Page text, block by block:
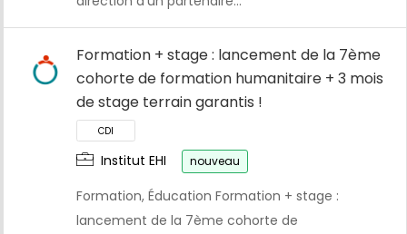
Formation + stage : lancement de la 7ème
cohorte de formation humanitaire + 3 mois
de stage terrain garantis !
Institut EHI nouveau
Formation, Éducation Formation + stage :
lancement de la 7ème cohorte de